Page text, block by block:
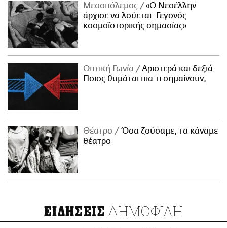
Μεσοπόλεμος
«Ο Νεοέλλην
άρχισε να λούεται. Γεγονός
κοσμοϊστορικής σημασίας»
Οπτική Γωνία
Αριστερά και δεξιά:
Ποιος θυμάται πια τι σημαίνουν;
Θέατρο
Όσα ζούσαμε, τα κάναμε
θέατρο
ΕΙΔΗΣΕΙΣ ΔΗΜΟΦΙΛΗ